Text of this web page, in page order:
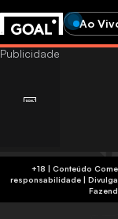
Ao
+18 | Conteúdo Comercial | Aplicam-se termos e condições | Jogue com
responsabilidade|